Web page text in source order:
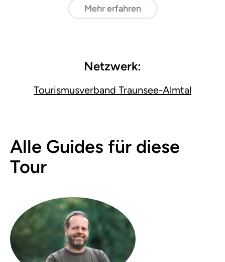
Mehr erfahren
Netzwerk:
Tourismusverband Traunsee-Almtal
Alle Guides für diese
Tour